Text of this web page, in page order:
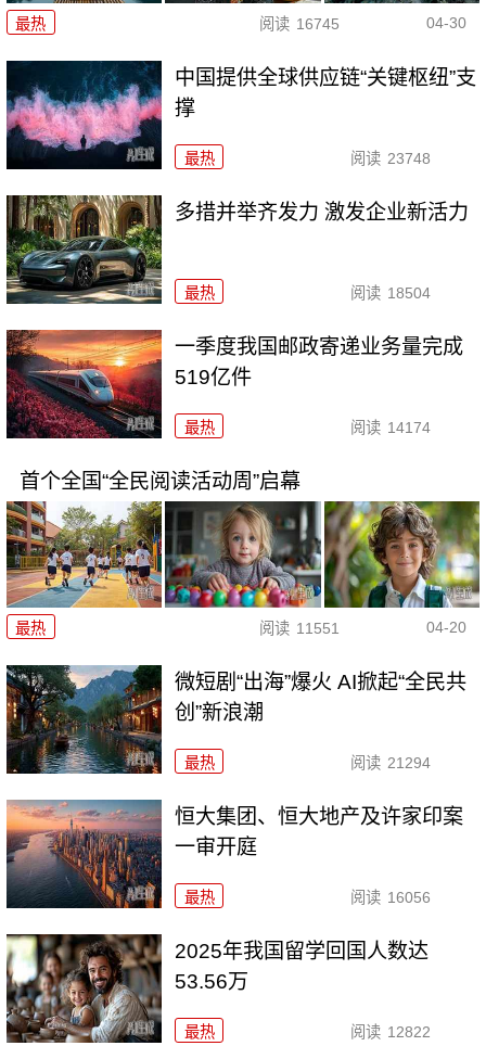
最热 阅读 16745 04-30
中国提供全球供应链“关键枢纽”支
撑
最热 阅读 23748
多措并举齐发力 激发企业新活力
最热 阅读 18504
一季度我国邮政寄递业务量完成
519亿件
最热 阅读 14174
首个全国“全民阅读活动周”启幕
最热 阅读 11551 04-20
微短剧“出海”爆火 AI掀起“全民共
创”新浪潮
最热 阅读 21294
恒大集团、恒大地产及许家印案
一审开庭
最热 阅读 16056
2025年我国留学回国人数达
53.56万
最热 阅读 12822